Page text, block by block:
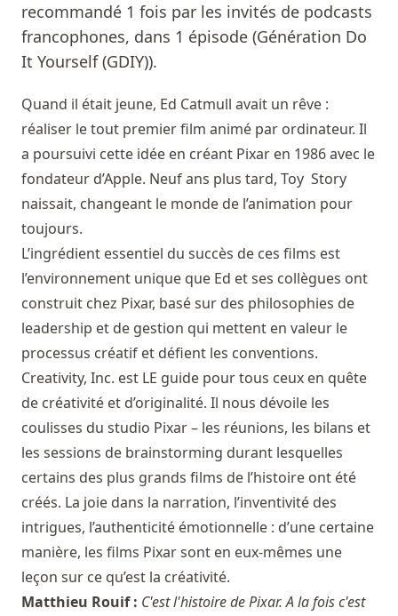
recommandé 1 fois par les invités de podcasts
francophones, dans 1 épisode (Génération Do
It Yourself (GDIY)).
Quand il était jeune, Ed Catmull avait un rêve :
réaliser le tout premier film animé par ordinateur. Il
a poursuivi cette idée en créant Pixar en 1986 avec le
fondateur d’Apple. Neuf ans plus tard, Toy Story
naissait, changeant le monde de l’animation pour
toujours.
L’ingrédient essentiel du succès de ces films est
l’environnement unique que Ed et ses collègues ont
construit chez Pixar, basé sur des philosophies de
leadership et de gestion qui mettent en valeur le
processus créatif et défient les conventions.
Creativity, Inc. est LE guide pour tous ceux en quête
de créativité et d’originalité. Il nous dévoile les
coulisses du studio Pixar – les réunions, les bilans et
les sessions de brainstorming durant lesquelles
certains des plus grands films de l’histoire ont été
créés. La joie dans la narration, l’inventivité des
intrigues, l’authenticité émotionnelle : d’une certaine
manière, les films Pixar sont en eux-mêmes une
leçon sur ce qu’est la créativité.
Matthieu Rouif : C'est l'histoire de Pixar. A la fois c'est